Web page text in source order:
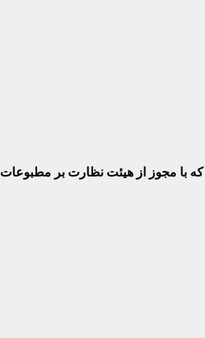
که با مجوز از هیئت نظارت بر مطبوعات